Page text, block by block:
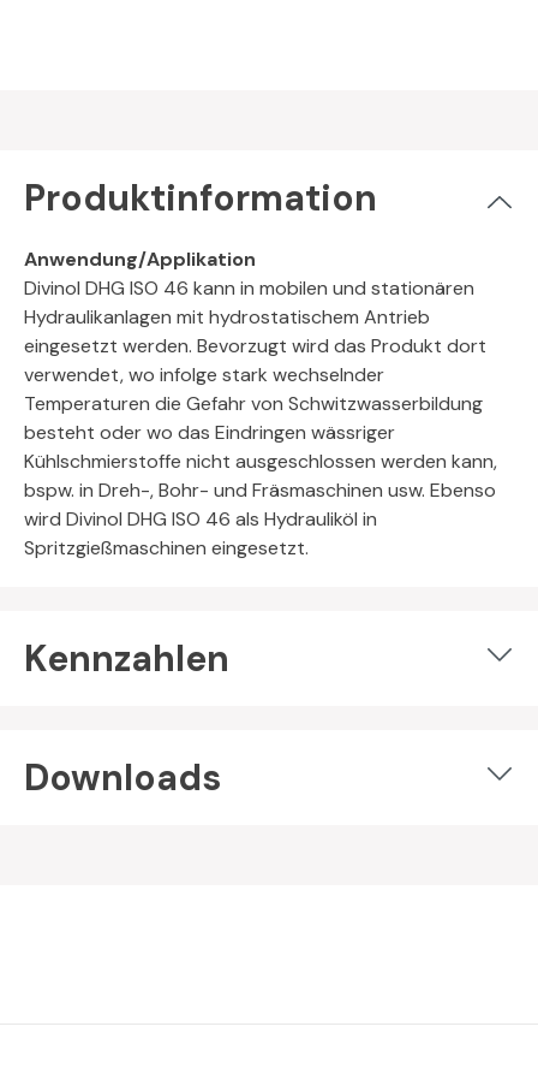
Produktinformation
Anwendung/Applikation
Divinol DHG ISO 46 kann in mobilen und stationären
Hydraulikanlagen mit hydrostatischem Antrieb
eingesetzt werden. Bevorzugt wird das Produkt dort
verwendet, wo infolge stark wechselnder
Temperaturen die Gefahr von Schwitzwasserbildung
besteht oder wo das Eindringen wässriger
Kühlschmierstoffe nicht ausgeschlossen werden kann,
bspw. in Dreh-, Bohr- und Fräsmaschinen usw. Ebenso
wird Divinol DHG ISO 46 als Hydrauliköl in
Spritzgießmaschinen eingesetzt.
Kennzahlen
Downloads